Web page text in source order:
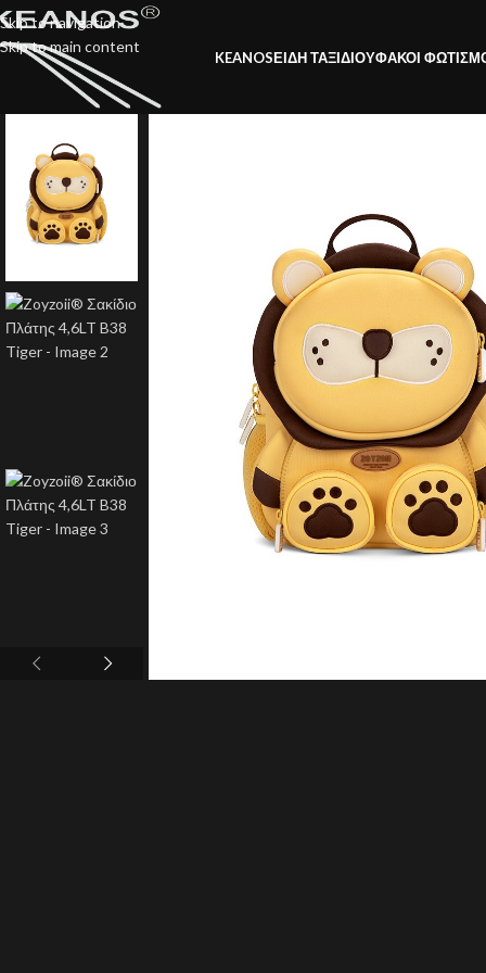
Skip to navigation
Skip to main content
KEANOSΕΙΔΗ ΤΑΞΙΔΙΟΥΦΑΚΟΙ